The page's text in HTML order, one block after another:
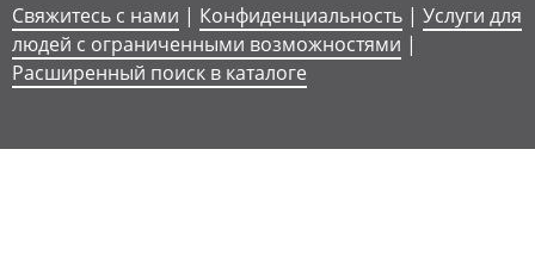
Свяжитесь с нами | Конфиденциальность | Услуги для
людей с ограниченными возможностями |
Расширенный поиск в каталоге